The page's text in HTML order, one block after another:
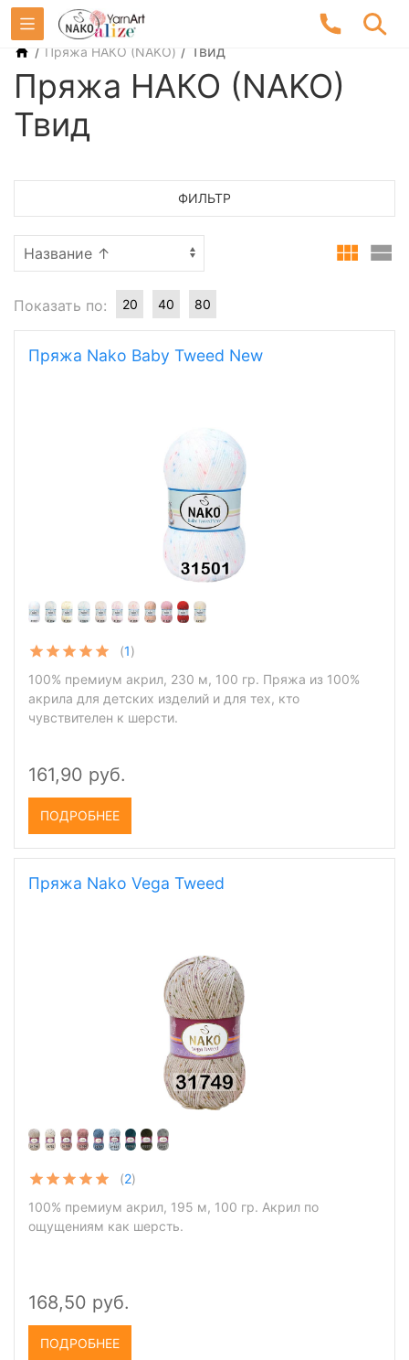
/ Пряжа НАКО (NAKO) / Твид
Пряжа НАКО (NAKO)
Твид
ФИЛЬТР
Показать по: 20 40 80
Пряжа Nako Baby Tweed New
(1)
100% премиум акрил, 230 м, 100 гр. Пряжа из 100%
акрила для детских изделий и для тех, кто
чувствителен к шерсти.
161,90 руб.
ПОДРОБНЕЕ
Пряжа Nako Vega Tweed
(2)
100% премиум акрил, 195 м, 100 гр. Акрил по
ощущениям как шерсть.
168,50 руб.
ПОДРОБНЕЕ